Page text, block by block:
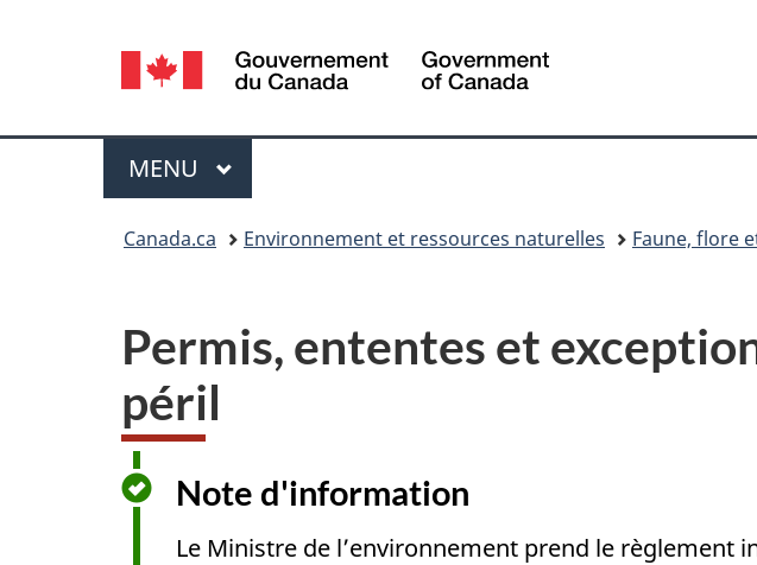
Sélection
de
la
langue
Canada
Menu
MENU PRINCIPAL
Canada.ca Environnement et ressources naturelles Faune, flore
Permis, ententes et
péril
Note d'information
Le Ministre de l’environnement prend le